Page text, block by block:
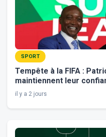
SPORT
Tempête à la FIFA :
maintiennent leur
il y a 2 jours